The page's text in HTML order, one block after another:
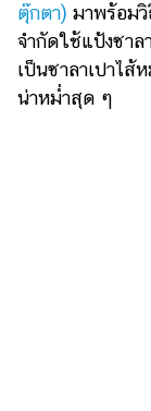
วง
ผู้
หญิง
ตุ๊กตา) มาพร้อมวิ
จำกัดใช้แป้งซาล
เป็นซาลาเปาไส้
น่าหม่ำสุด ๆ